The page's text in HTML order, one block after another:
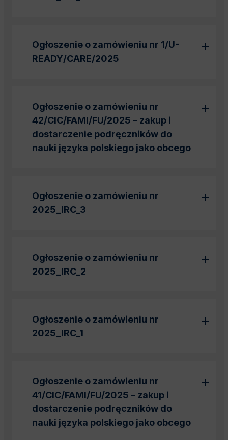
Ogłoszenie o zamówieniu nr 1/U-
READY/CARE/2025
Ogłoszenie o zamówieniu nr
42/CIC/FAMI/FU/2025 – zakup i
dostarczenie podręczników do
nauki języka polskiego jako obcego
Ogłoszenie o zamówieniu nr
2025_IRC_3
Ogłoszenie o zamówieniu nr
2025_IRC_2
Ogłoszenie o zamówieniu nr
2025_IRC_1
Ogłoszenie o zamówieniu nr
41/CIC/FAMI/FU/2025 – zakup i
dostarczenie podręczników do
nauki języka polskiego jako obcego